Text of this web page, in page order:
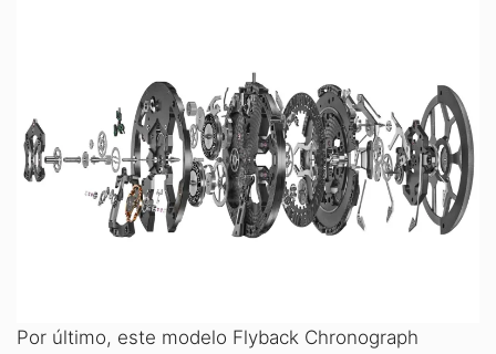
Por último, este modelo Flyback Chronograph